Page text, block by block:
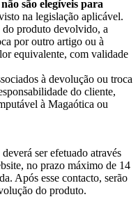
não são elegíveis para
na legislação aplicável.
produto devolvido, a
por outro artigo ou à
equivalente, com validade
à devolução ou troca
do cliente,
à Magaótica ou
ser efetuado através
no prazo máximo de 14
Após esse contacto, serão
do produto.